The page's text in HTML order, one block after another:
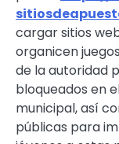
cargar sitios
organicen
de la autoridad
bloqueados en
municipal, así
públicas para